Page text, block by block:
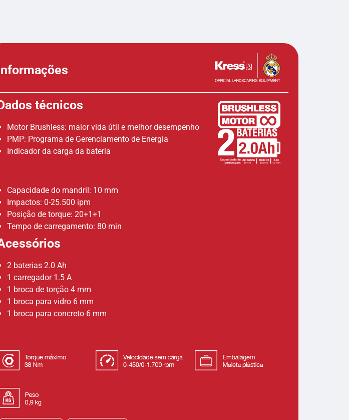
técnicos
Motor Brushless: maior vida útil e melhor desempenho
PMP: Programa de Gerenciamento de Energia
Indicador da carga da bateria
Capacidade do mandril: 10 mm
Impactos: 0-25.500 ipm
Posição de torque: 20+1+1
Tempo de carregamento: 80 min
2 baterias 2.0 Ah
1 carregador 1.5 A
1 broca de torção 4 mm
1 broca para vidro 6 mm
1 broca para concreto 6 mm